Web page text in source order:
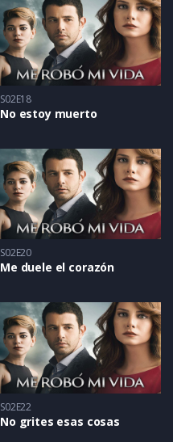
S02E18
No estoy muerto
S02E20
Me duele el corazón
S02E22
No grites esas cosas